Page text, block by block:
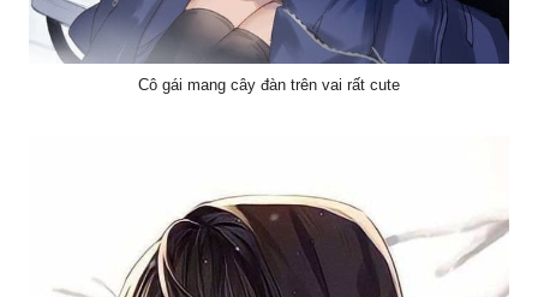
Cô gái mang cây đàn trên vai rất cute